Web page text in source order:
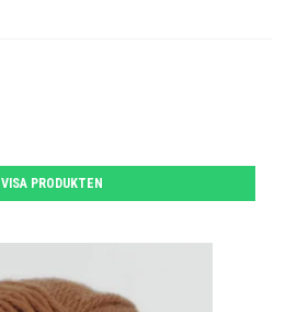
VISA PRODUKTEN